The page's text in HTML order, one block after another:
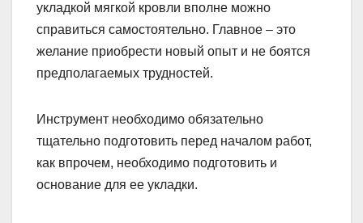
укладкой мягкой кровли вполне можно
справиться самостоятельно. Главное – это
желание приобрести новый опыт и не боятся
предполагаемых трудностей.
Инструмент необходимо обязательно
тщательно подготовить перед началом работ,
как впрочем, необходимо подготовить и
основание для ее укладки.